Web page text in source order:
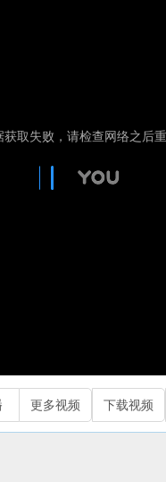
更多视频 下载视频